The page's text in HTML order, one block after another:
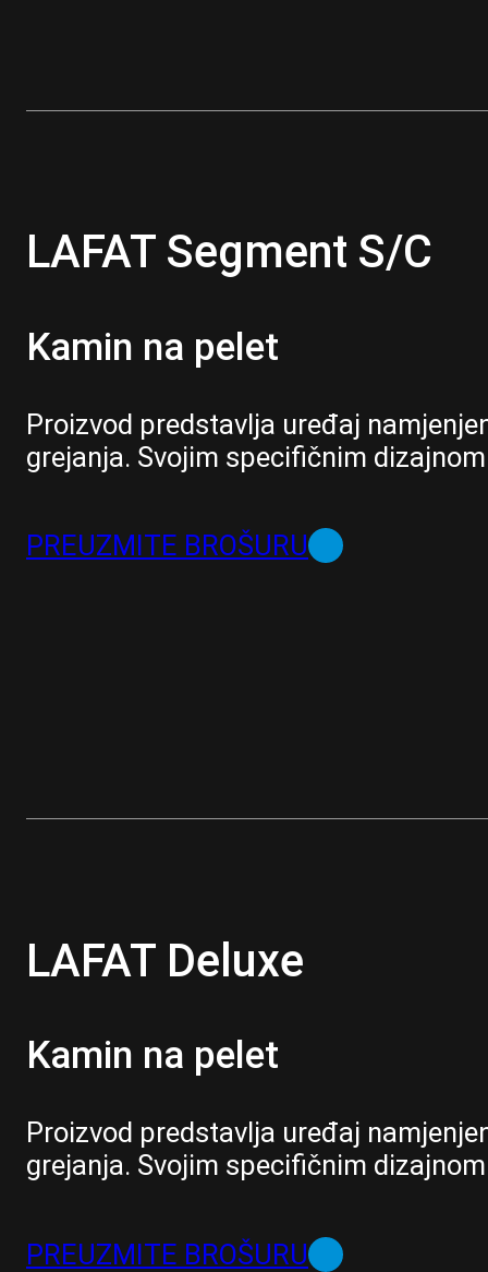
LAFAT Segment S/C
Kamin na pelet
Proizvod predstavlja uređaj
grejanja. Svojim specifičnim
PREUZMITE BROŠURU
LAFAT Deluxe
Kamin na pelet
Proizvod predstavlja uređaj
grejanja. Svojim specifičnim
PREUZMITE BROŠURU